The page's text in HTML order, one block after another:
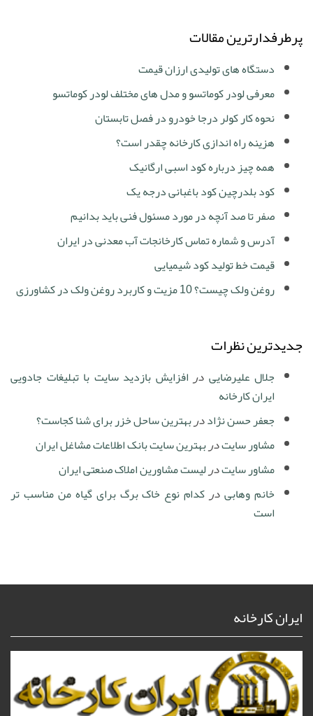
پرطرفدارترین مقالات
دستگاه های تولیدی ارزان قیمت
معرفی لودر کوماتسو و مدل های مختلف لودر کوماتسو
نحوه کار کولر درجا خودرو در فصل تابستان
هزینه راه اندازی کارخانه چقدر است؟
همه چیز درباره کود اسبی ارگانیک
کود بلدرچین کود باغبانی درجه یک
صفر تا صد آنچه در مورد مسئول فنی باید بدانیم
آدرس و شماره تماس کارخانجات آب معدنی در ایران
قیمت خط تولید کود شیمیایی
روغن ولک چیست؟ 10 مزیت و کاربرد روغن ولک در کشاورزی
جدیدترین نظرات
جلال علیرضایی درافزایش بازدید سایت با تبلیغات جادویی
ایران کارخانه
جعفر حسن نژاددربهترین ساحل خزر برای شنا کجاست؟
مشاور سایتدربهترین سایت بانک اطلاعات مشاغل ایران
مشاور سایتدرلیست مشاورین املاک صنعتی ایران
خانم وهابیدرکدام نوع خاک برگ برای گیاه من مناسب تر
است
ایران کارخانه